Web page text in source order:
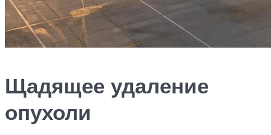
Щадящее удаление
опухоли